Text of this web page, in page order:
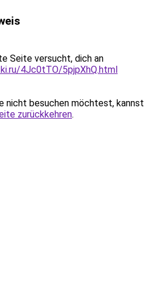
Seite versucht, dich an
4Jc0tTO/5pjpXhQ.html
nicht besuchen möchtest, kannst
zurückkehren.